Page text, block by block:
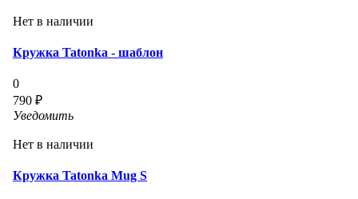
Нет в наличии
Кружка Tatonka - шаблон
0
790 ₽
Уведомить
Нет в наличии
Кружка Tatonka Mug S